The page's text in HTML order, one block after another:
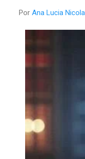
Por Ana Lucia